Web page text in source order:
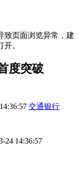
致页面浏览异常，建
。
度突破
交通银行
14:36:57